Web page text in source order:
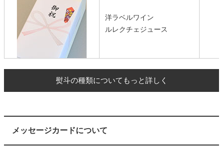
洋ラベルワイン
ルレクチェジュース
熨斗の種類についてもっと詳しく
メッセージカードについて